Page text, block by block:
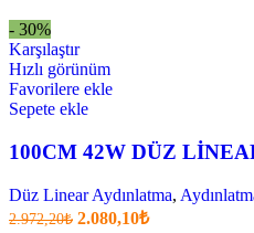
- 30%
Karşılaştır
Hızlı görünüm
Favorilere ekle
Sepete ekle
100CM 42W DÜZ
Düz Linear Aydınlatma,
2.972,20₺ Orijinal
2.080,10₺Şu